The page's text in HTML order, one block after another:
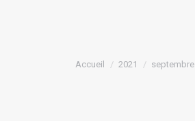
Vous êtes ici :
Accueil 2021 septembre